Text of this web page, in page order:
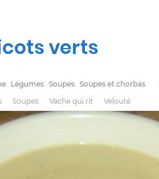
verts
Légumes Soupes Soupes et chorbas
Soupes Vache qui rit Velouté